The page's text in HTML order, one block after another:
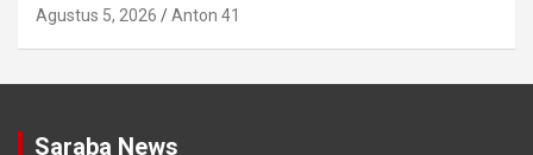
Agustus 5, 2026 Anton 41
Saraba News